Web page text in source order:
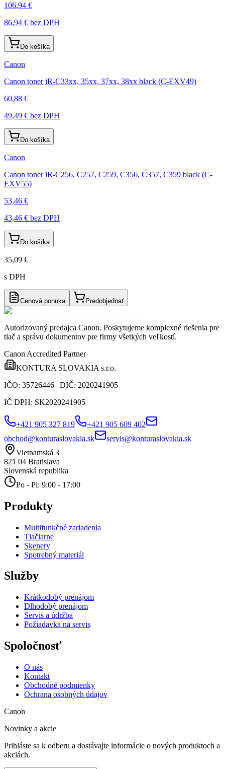
106,94 €
86,94 € bez DPH
Do košíka
Canon
Canon toner iR-C33xx, 35xx, 37xx, 38xx black (C-EXV49)
60,88 €
49,49 € bez DPH
Do košíka
Canon
Canon toner iR-C256, C257, C259, C356, C357, C359 black (C-
EXV55)
53,46 €
43,46 € bez DPH
Do košíka
35,09 €
s DPH
Cenová ponuka Predobjednať
Autorizovaný predajca Canon. Poskytujeme komplexné riešenia pre
tlač a správu dokumentov pre firmy všetkých veľkostí.
Canon Accredited Partner
KONTURA SLOVAKIA s.r.o.
IČO: 35726446 | DIČ: 2020241905
IČ DPH: SK2020241905
+421 905 327 819
+421 905 609 402
obchod@konturaslovakia.sk
servis@konturaslovakia.sk
Vietnamská 3
821 04 Bratislava
Slovenská republika
Po - Pi: 9:00 - 17:00
Produkty
Multifunkčné zariadenia
Tlačiarne
Skenery
Spotrebný materiál
Služby
Krátkodobý prenájom
Dlhodobý prenájom
Servis a údržba
Požiadavka na servis
Spoločnosť
O nás
Kontakt
Obchodné podmienky
Ochrana osobných údajov
Canon
Novinky a akcie
Prihláste sa k odberu a dostávajte informácie o nových produktoch a
akciách.